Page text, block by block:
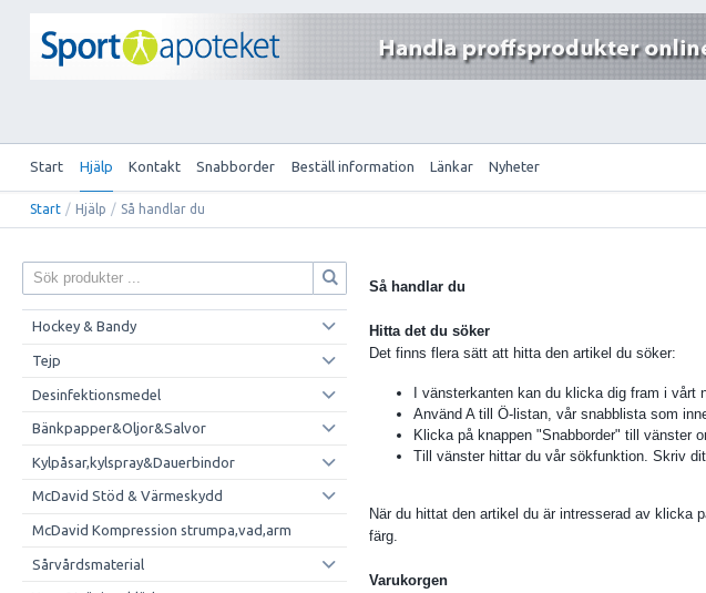
Start Hjälp Kontakt Snabborder Beställ information Länkar Nyheter
Start / Hjälp / Så handlar du
Hockey & Bandy
Tejp
Desinfektionsmedel
Bänkpapper&Oljor&Salvor
Kylpåsar,kylspray&Dauerbindor
McDavid Stöd & Värmeskydd
McDavid Kompression strumpa,vad,arm
Sårvårdsmaterial
Så handlar du
Hitta det du söker
Det finns flera sätt att hitta den artikel du söker:
I vänsterkanten kan du klicka dig fram i vårt
Använd A till Ö-listan, vår snabblista som
Klicka på knappen "Snabborder" till vänster
Till vänster hittar du vår sökfunktion. Skriv
När du hittat den artikel du är intresserad av klicka
färg.
Varukorgen